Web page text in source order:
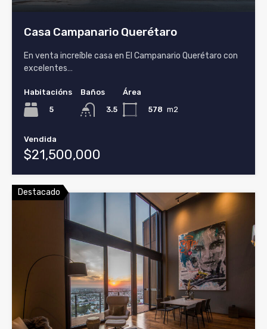
Casa Campanario Querétaro
En venta increíble casa en El Campanario Querétaro con
excelentes…
Habitacións
5
Baños
3.5
Área
578 m2
Vendida
$21,500,000
Destacado